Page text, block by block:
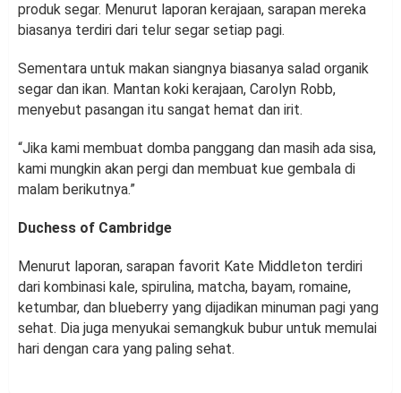
produk segar. Menurut laporan kerajaan, sarapan mereka
biasanya terdiri dari telur segar setiap pagi.
Sementara untuk makan siangnya biasanya salad organik
segar dan ikan. Mantan koki kerajaan, Carolyn Robb,
menyebut pasangan itu sangat hemat dan irit.
“Jika kami membuat domba panggang dan masih ada sisa,
kami mungkin akan pergi dan membuat kue gembala di
malam berikutnya.”
Duchess of Cambridge
Menurut laporan, sarapan favorit Kate Middleton terdiri
dari kombinasi kale, spirulina, matcha, bayam, romaine,
ketumbar, dan blueberry yang dijadikan minuman pagi yang
sehat. Dia juga menyukai semangkuk bubur untuk memulai
hari dengan cara yang paling sehat.